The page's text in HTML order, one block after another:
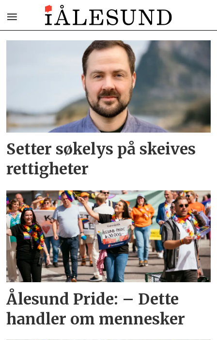
Setter søkelys på skeives
rettigheter
Ålesund Pride: – Dette
handler om mennesker